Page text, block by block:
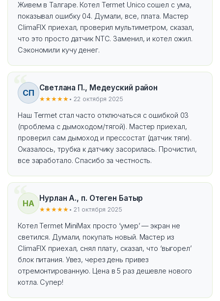
Живем в Талгаре. Котел Termet Unico сошел с ума,
показывал ошибку 04. Думали, все, плата. Мастер
ClimaFIX приехал, проверил мультиметром, сказал,
что это просто датчик NTC. Заменил, и котел ожил.
Сэкономили кучу денег.
СП
Светлана П., Медеуский район
★★★★★ • 22 октября 2025
Наш Termet стал часто отключаться с ошибкой 03
(проблема с дымоходом/тягой). Мастер приехал,
проверил сам дымоход и прессостат (датчик тяги).
Оказалось, трубка к датчику засорилась. Прочистил,
все заработало. Спасибо за честность.
НА
Нурлан А., п. Отеген Батыр
★★★★★ • 21 октября 2025
Котел Termet MiniMax просто ‘умер’ — экран не
светился. Думали, покупать новый. Мастер из
ClimaFIX приехал, снял плату, сказал, что ‘выгорел’
блок питания. Увез, через день привез
отремонтированную. Цена в 5 раз дешевле нового
котла. Супер!